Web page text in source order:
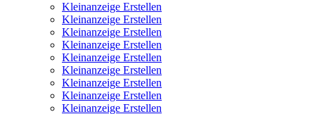
Kleinanzeige Erstellen
Kleinanzeige Erstellen
Kleinanzeige Erstellen
Kleinanzeige Erstellen
Kleinanzeige Erstellen
Kleinanzeige Erstellen
Kleinanzeige Erstellen
Kleinanzeige Erstellen
Kleinanzeige Erstellen